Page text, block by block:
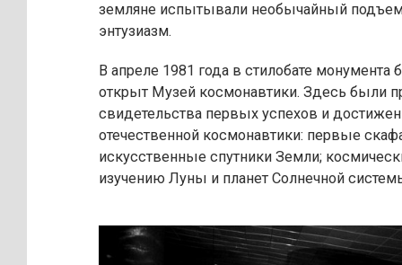
земляне испытывали необычайный
энтузиазм.
В апреле 1981 года в стилобате монумента
открыт Музей космонавтики. Здесь были
свидетельства первых успехов и
отечественной космонавтики: первые
искусственные спутники Земли;
изучению Луны и планет Солнечной